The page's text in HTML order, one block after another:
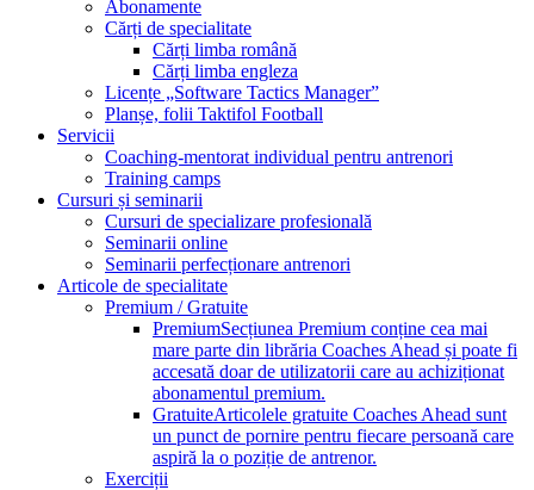
Abonamente
Cărți de specialitate
Cărți limba română
Cărți limba engleza
Licențe „Software Tactics Manager”
Planșe, folii Taktifol Football
Servicii
Coaching-mentorat individual pentru antrenori
Training camps
Cursuri și seminarii
Cursuri de specializare profesională
Seminarii online
Seminarii perfecționare antrenori
Articole de specialitate
Premium / Gratuite
PremiumSecțiunea Premium conține cea mai
mare parte din librăria Coaches Ahead și poate fi
accesată doar de utilizatorii care au achiziționat
abonamentul premium.
GratuiteArticolele gratuite Coaches Ahead sunt
un punct de pornire pentru fiecare persoană care
aspiră la o poziție de antrenor.
Exerciții